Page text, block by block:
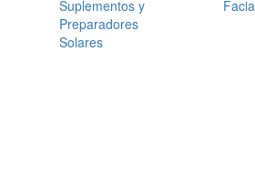
Suplementos y
Preparadores
Solares